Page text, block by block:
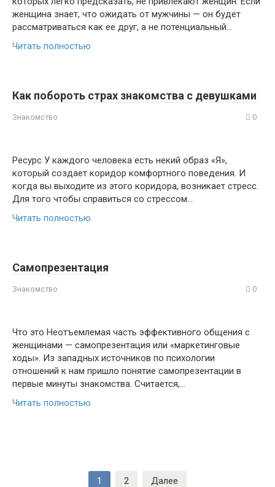
женщина знает, что ожидать от мужчины — он будет
рассматриваться как ее друг, а не потенциальный…
Читать полностью
Как побороть страх знакомства с девушками
Знакомство 0
Ресурс У каждого человека есть некий образ «Я»,
который создает коридор комфортного поведения. И
когда вы выходите из этого коридора, возникает стресс.
Для того чтобы справиться со стрессом…
Читать полностью
Самопрезентация
Знакомство 0
Что это Неотъемлемая часть эффективного общения с
женщинами — самопрезентация или «маркетинговые
ходы». Из западных источников по психологии
отношений к нам пришло понятие самопрезентации в
первые минуты знакомства. Считается,…
Читать полностью
1 2 Далее